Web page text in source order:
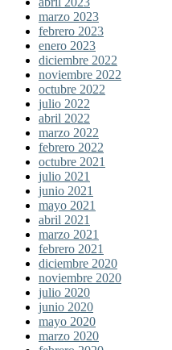
marzo 2023
febrero 2023
enero 2023
diciembre 2022
noviembre 2022
octubre 2022
julio 2022
abril 2022
marzo 2022
febrero 2022
octubre 2021
julio 2021
junio 2021
mayo 2021
abril 2021
marzo 2021
febrero 2021
diciembre 2020
noviembre 2020
julio 2020
junio 2020
mayo 2020
marzo 2020